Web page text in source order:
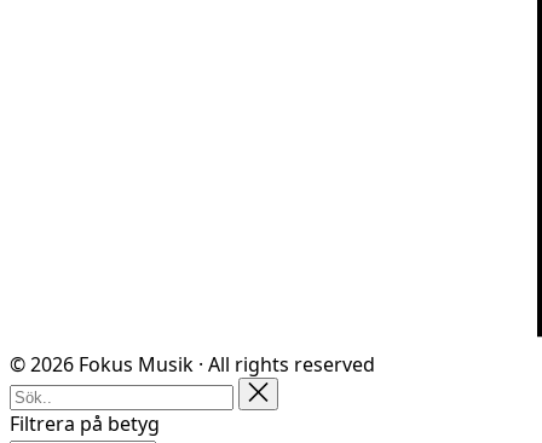
© 2026 Fokus Musik · All rights reserved
Filtrera på betyg